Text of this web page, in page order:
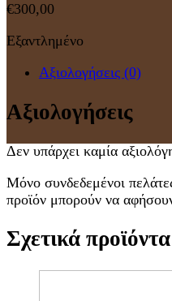
€300,00
Εξαντλημένο
Αξιολογήσεις (0)
Αξιολογήσεις
Δεν υπάρχει καμία
Μόνο συνδεδεμένοι
προϊόν μπορούν να
Σχετικά προϊόντα